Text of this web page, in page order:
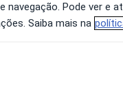
Marta
Ferreira
navegação. Pode ver e
Saiba mais na